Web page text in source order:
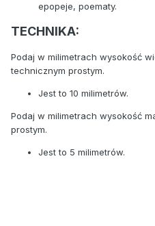
epopeje, poematy.
TECHNIKA:
Podaj w milimetrach wysokość
technicznym prostym.
Jest to 10 milimetrów.
Podaj w milimetrach wysokość
prostym.
Jest to 5 milimetrów.